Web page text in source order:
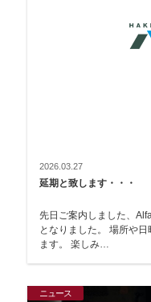
2026.03.27
延期と致します・・・
先日ご案内しました、
となりました。 場所や日時に関しては、現在調整中となってい
ます。 楽しみ…
ニュース